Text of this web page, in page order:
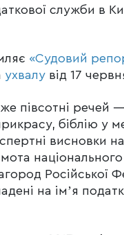
служби в
«Судовий
ухвалу від 17
півсотні речей
біблію у
висновки
національного
Російської
на імʼя